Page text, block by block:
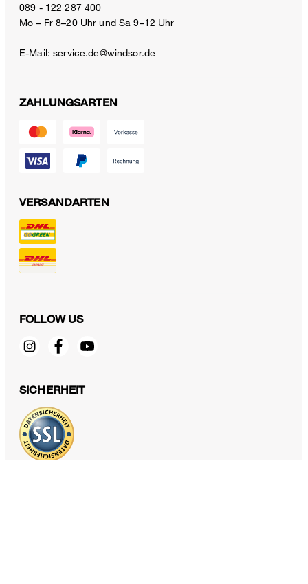
inkl. MwSt
089 - 122 287 400
Mo – Fr 8–20 Uhr und Sa 9–12 Uhr
E-Mail:service.de@windsor.de
ZAHLUNGSARTEN
VERSANDARTEN
FOLLOW US
SICHERHEIT